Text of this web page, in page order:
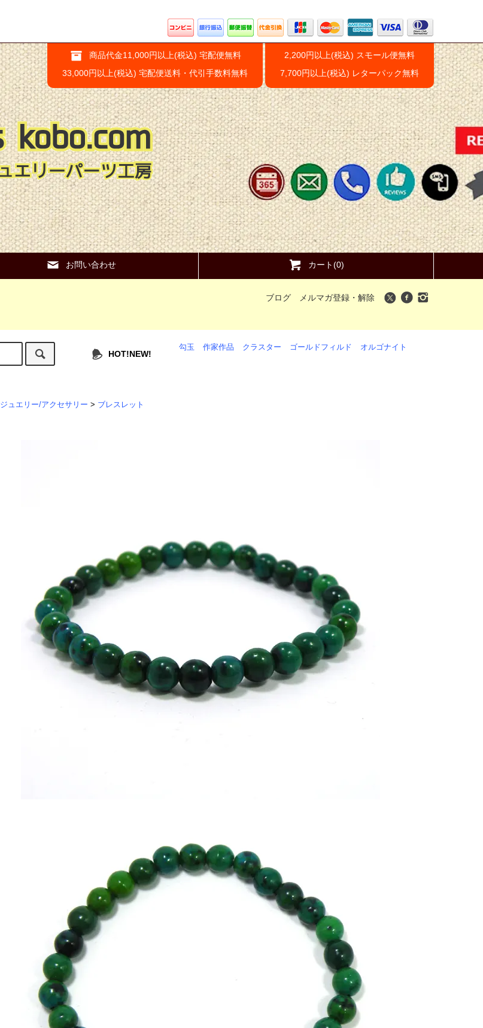
商品代金11,000円以上(税込) 宅配便無料
33,000円以上(税込) 宅配便送料・代引手数料無料
2,200円以上(税込) スモール便無料
7,700円以上(税込) レターパック無料
お問い合わせ カート(0)
ブログ メルマガ登録・解除
HOT!NEW!
勾玉 作家作品 クラスター ゴールドフィルド オルゴナイト
ジュエリー/アクセサリー > ブレスレット